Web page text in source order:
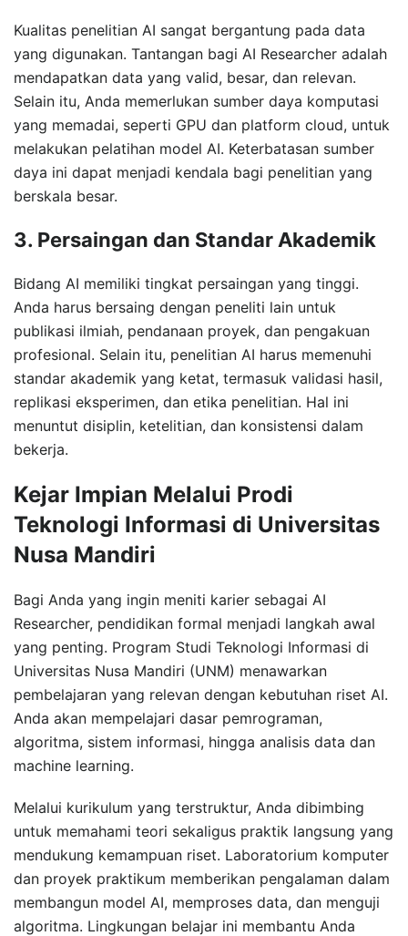
Kualitas penelitian AI sangat bergantung pada data
yang digunakan. Tantangan bagi AI Researcher adalah
mendapatkan data yang valid, besar, dan relevan.
Selain itu, Anda memerlukan sumber daya komputasi
yang memadai, seperti GPU dan platform cloud, untuk
melakukan pelatihan model AI. Keterbatasan sumber
daya ini dapat menjadi kendala bagi penelitian yang
berskala besar.
3. Persaingan dan Standar Akademik
Bidang AI memiliki tingkat persaingan yang tinggi.
Anda harus bersaing dengan peneliti lain untuk
publikasi ilmiah, pendanaan proyek, dan pengakuan
profesional. Selain itu, penelitian AI harus memenuhi
standar akademik yang ketat, termasuk validasi hasil,
replikasi eksperimen, dan etika penelitian. Hal ini
menuntut disiplin, ketelitian, dan konsistensi dalam
bekerja.
Kejar Impian Melalui Prodi
Teknologi Informasi di Universitas
Nusa Mandiri
Bagi Anda yang ingin meniti karier sebagai AI
Researcher, pendidikan formal menjadi langkah awal
yang penting. Program Studi Teknologi Informasi di
Universitas Nusa Mandiri (UNM) menawarkan
pembelajaran yang relevan dengan kebutuhan riset AI.
Anda akan mempelajari dasar pemrograman,
algoritma, sistem informasi, hingga analisis data dan
machine learning.
Melalui kurikulum yang terstruktur, Anda dibimbing
untuk memahami teori sekaligus praktik langsung yang
mendukung kemampuan riset. Laboratorium komputer
dan proyek praktikum memberikan pengalaman dalam
membangun model AI, memproses data, dan menguji
algoritma. Lingkungan belajar ini membantu Anda